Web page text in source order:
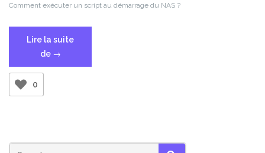
Comment exécuter un script au démarrage du NAS ?
Lire la suite
de « [Synology]
Exécuter
→
0